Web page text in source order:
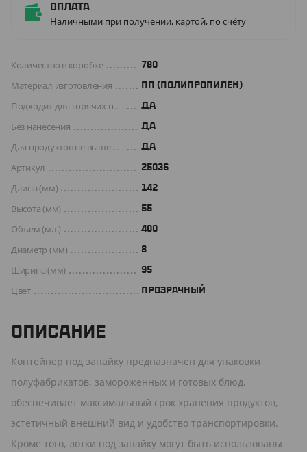
Оплата
Наличными при получении, картой, по счёту
Количество в коробке 780
Материал изготовления ПП (ПОЛИПРОПИЛЕН)
Подходит для горячих продуктов ДА
Без нанесения ДА
Для продуктов не выше +70 C° Да
Артикул 25036
Длина (мм) 142
Высота (мм) 55
Объем (мл.) 400
Диаметр (мм) 8
Ширина (мм) 95
Цвет ПРОЗРАЧНЫЙ
ОПИСАНИЕ
Контейнер под запайку предназначен для упаковки
полуфабрикатов, замороженных и готовых блюд,
обеспечивает максимальный срок хранения продуктов,
эстетичный внешний вид и удобство транспортировки.
Кроме того, лотки под запайку могут быть использованы